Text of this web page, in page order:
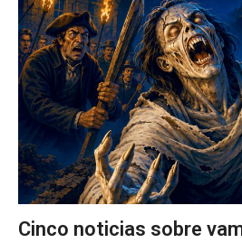
Cinco noticias sobre